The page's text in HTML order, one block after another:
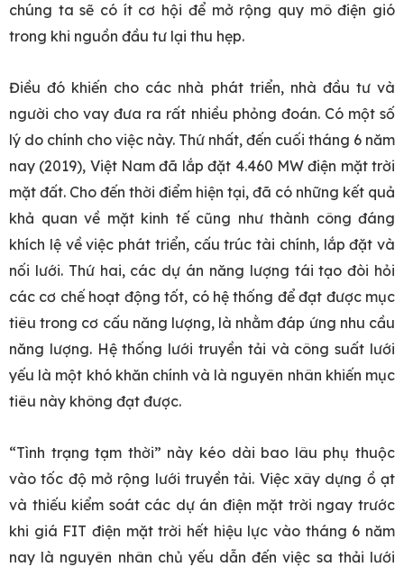
chúng ta sẽ có ít cơ hội để mở rộng quy mô điện gió
trong khi nguồn đầu tư lại thu hẹp.
Điều đó khiến cho các nhà phát triển, nhà đầu tư và
người cho vay đưa ra rất nhiều phỏng đoán. Có một số
lý do chính cho việc này. Thứ nhất, đến cuối tháng 6 năm
nay (2019), Việt Nam đã lắp đặt 4.460 MW điện mặt trời
mặt đất. Cho đến thời điểm hiện tại, đã có những kết quả
khả quan về mặt kinh tế cũng như thành công đáng
khích lệ về việc phát triển, cấu trúc tài chính, lắp đặt và
nối lưới. Thứ hai, các dự án năng lượng tái tạo đòi hỏi
các cơ chế hoạt động tốt, có hệ thống để đạt được mục
tiêu trong cơ cấu năng lượng, là nhằm đáp ứng nhu cầu
năng lượng. Hệ thống lưới truyền tải và công suất lưới
yếu là một khó khăn chính và là nguyên nhân khiến mục
tiêu này không đạt được.
“Tình trạng tạm thời” này kéo dài bao lâu phụ thuộc
vào tốc độ mở rộng lưới truyền tải. Việc xây dựng ồ ạt
và thiếu kiểm soát các dự án điện mặt trời ngay trước
khi giá FIT điện mặt trời hết hiệu lực vào tháng 6 năm
nay là nguyên nhân chủ yếu dẫn đến việc sa thải lưới